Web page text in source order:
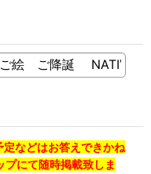
などはお答えできかね
プにて随時掲載致しま